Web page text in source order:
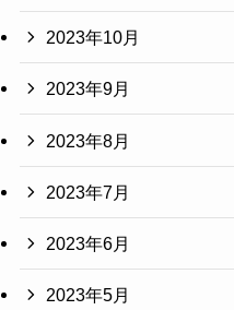
2023年10月
2023年9月
2023年8月
2023年7月
2023年6月
2023年5月